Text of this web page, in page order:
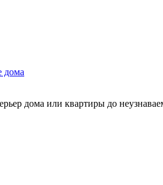
дома
дома или квартиры до